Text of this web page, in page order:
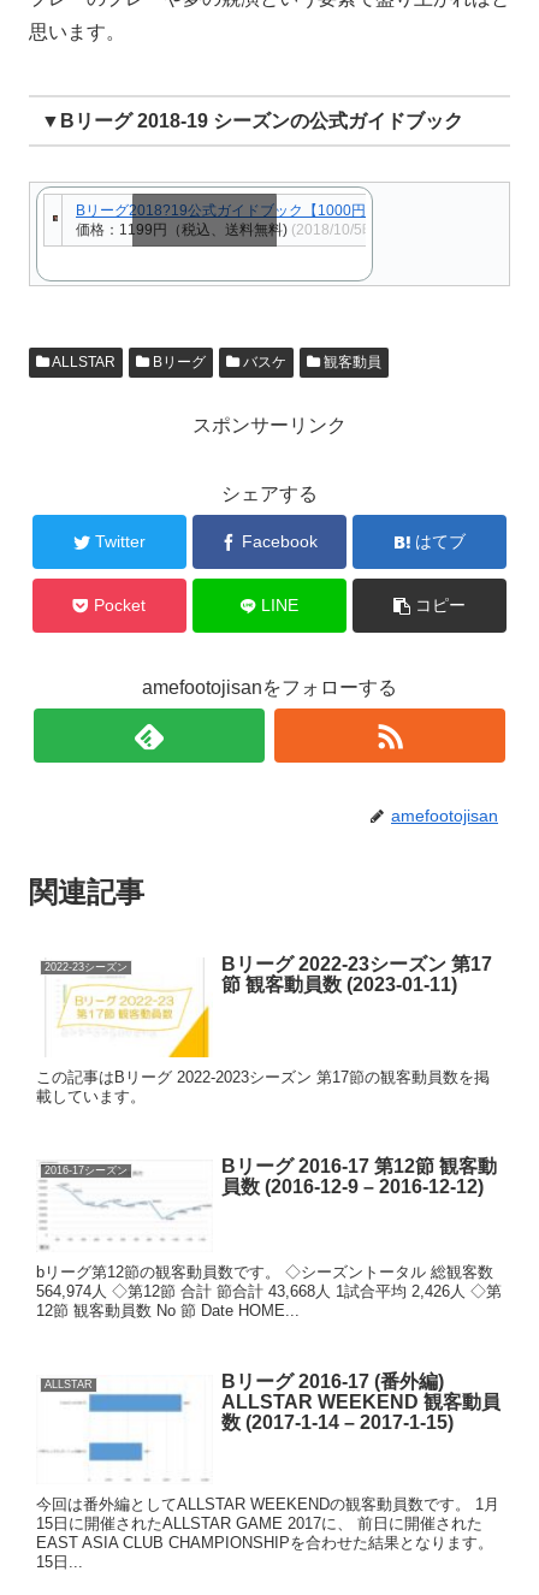
思います。
▼Bリーグ 2018-19 シーズンの公式ガイドブック
Bリーグ2018?19公式ガイドブック【1000円以上送料無料】
価格：1199円（税込、送料無料) (2018/10/5時点)
スクロールできます
ALLSTAR Bリーグ バスケ 観客動員
スポンサーリンク
シェアする
Twitter Facebook はてブ
Pocket LINE コピー
amefootojisanをフォローする
amefootojisan
関連記事
2022-23シーズン
Bリーグ 2022-23シーズン 第17
節 観客動員数 (2023-01-11)
この記事はBリーグ 2022-2023シーズン 第17節の観客動員数を掲
載しています。
2016-17シーズン
Bリーグ 2016-17 第12節 観客動
員数 (2016-12-9 – 2016-12-12)
bリーグ第12節の観客動員数です。 ◇シーズントータル 総観客数
564,974人 ◇第12節 合計 節合計 43,668人 1試合平均 2,426人 ◇第
12節 観客動員数 No 節 Date HOME...
ALLSTAR
Bリーグ 2016-17 (番外編)
ALLSTAR WEEKEND 観客動員
数 (2017-1-14 – 2017-1-15)
今回は番外編としてALLSTAR WEEKENDの観客動員数です。 1月
15日に開催されたALLSTAR GAME 2017に、 前日に開催された
EAST ASIA CLUB CHAMPIONSHIPを合わせた結果となります。
15日...